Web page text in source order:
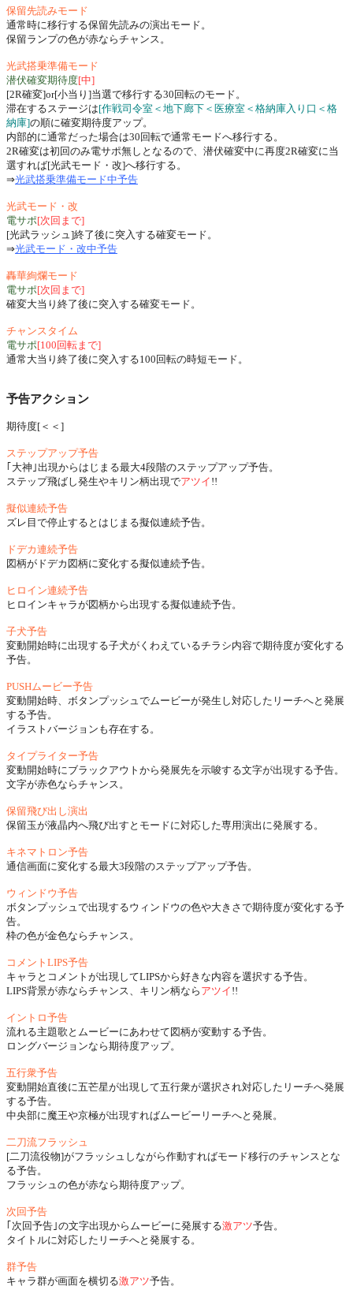
保留先読みモード
通常時に移行する保留先読みの演出モード。
保留ランプの色が赤ならチャンス。
光武搭乗準備モード
潜伏確変期待度[中]
[2R確変]or[小当り]当選で移行する30回転のモード。
滞在するステージは[作戦司令室＜地下廊下＜医療室＜格納庫入り口＜格
納庫]の順に確変期待度アップ。
内部的に通常だった場合は30回転で通常モードへ移行する。
2R確変は初回のみ電サポ無しとなるので、潜伏確変中に再度2R確変に当
選すれば[光武モード・改]へ移行する。
⇒光武搭乗準備モード中予告
光武モード・改
電サポ[次回まで]
[光武ラッシュ]終了後に突入する確変モード。
⇒光武モード・改中予告
轟華絢爛モード
電サポ[次回まで]
確変大当り終了後に突入する確変モード。
チャンスタイム
電サポ[100回転まで]
通常大当り終了後に突入する100回転の時短モード。
予告アクション
期待度[ ＜ ＜ ]
ステップアップ予告
｢大神｣出現からはじまる最大4段階のステップアップ予告。
ステップ飛ばし発生やキリン柄出現でアツイ !!
擬似連続予告
ズレ目で停止するとはじまる擬似連続予告。
ドデカ連続予告
図柄がドデカ図柄に変化する擬似連続予告。
ヒロイン連続予告
ヒロインキャラが図柄から出現する擬似連続予告。
子犬予告
変動開始時に出現する子犬がくわえているチラシ内容で期待度が変化する
予告。
PUSHムービー予告
変動開始時、ボタンプッシュでムービーが発生し対応したリーチへと発展
する予告。
イラストバージョンも存在する。
タイプライター予告
変動開始時にブラックアウトから発展先を示唆する文字が出現する予告。
文字が赤色ならチャンス。
保留飛び出し演出
保留玉が液晶内へ飛び出すとモードに対応した専用演出に発展する。
キネマトロン予告
通信画面に変化する最大3段階のステップアップ予告。
ウィンドウ予告
ボタンプッシュで出現するウィンドウの色や大きさで期待度が変化する予
告。
枠の色が金色ならチャンス。
コメントLIPS予告
キャラとコメントが出現してLIPSから好きな内容を選択する予告。
LIPS背景が赤ならチャンス、キリン柄なら アツイ !!
イントロ予告
流れる主題歌とムービーにあわせて図柄が変動する予告。
ロングバージョンなら期待度アップ。
五行衆予告
変動開始直後に五芒星が出現して五行衆が選択され対応したリーチへ発展
する予告。
中央部に魔王や京極が出現すればムービーリーチへと発展。
二刀流フラッシュ
[二刀流役物]がフラッシュしながら作動すればモード移行のチャンスとな
る予告。
フラッシュの色が赤なら期待度アップ。
次回予告
｢次回予告｣の文字出現からムービーに発展する激アツ予告。
タイトルに対応したリーチへと発展する。
群予告
キャラ群が画面を横切る激アツ予告。